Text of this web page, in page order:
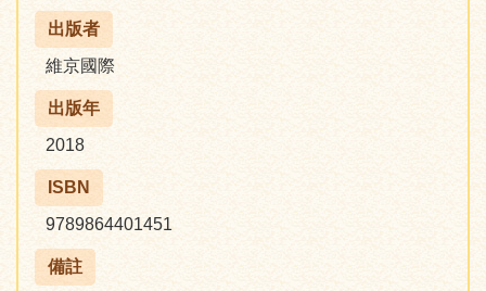
出版者
維京國際
出版年
2018
ISBN
9789864401451
備註